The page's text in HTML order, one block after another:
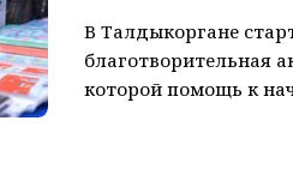
В Талдыкоргане
благотворительная
которой помощь к